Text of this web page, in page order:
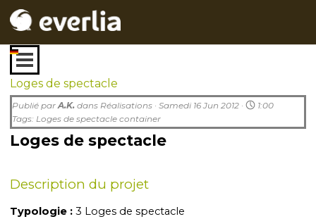
Sauter le menu
Loges de spectacle
Publié parA.K. dans Réalisations · Samedi 16 Jun 2012 ·
1:00
Tags: Loges de spectacle container
Loges de spectacle
Description du projet
Typologie : 3 Loges de spectacle